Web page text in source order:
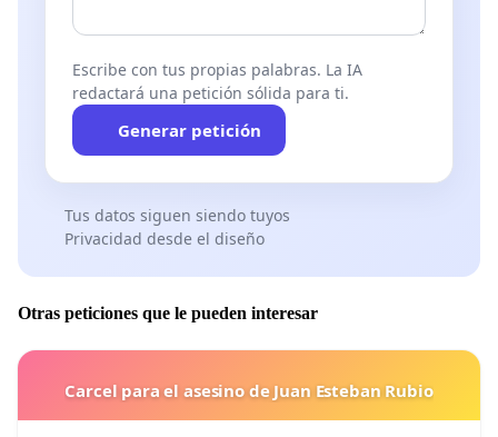
Escribe con tus propias palabras. La IA
redactará una petición sólida para ti.
Generar petición
Tus datos siguen siendo tuyos
Privacidad desde el diseño
Otras peticiones que le pueden interesar
Carcel para el asesino de Juan Esteban Rubio